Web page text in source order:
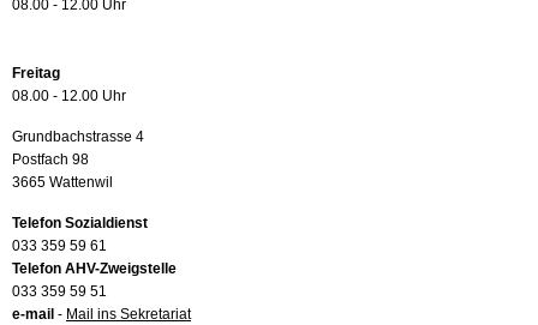
08.00 - 12.00 Uhr
Freitag
08.00 - 12.00 Uhr
Grundbachstrasse 4
Postfach 98
3665 Wattenwil
Telefon Sozialdienst
033 359 59 61
Telefon AHV-Zweigstelle
033 359 59 51
e-mail - Mail ins Sekretariat